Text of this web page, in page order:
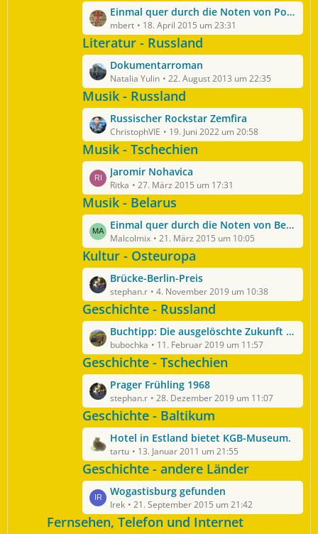
r
ä
g
e
t
e
B
e
i
t
r
ä
g
e
L
e
t
z
t
e
B
e
i
t
r
ä
g
e
Einmal quer durch die Noten von Polen
mbert 18. April 2015 um 23:31
Literatur - Russland
L
e
t
z
t
e
B
e
i
t
r
ä
g
e
Dokumentarroman
Natalia Yulin 22. August 2013 um 22:35
Musik - Russland
L
e
t
z
t
e
B
e
i
t
r
ä
g
e
Russischer Rockstar Zemfira
ChristophVIE 19. Juni 2022 um 20:58
Musik - Tschechien
L
e
t
z
t
e
B
e
i
t
r
ä
g
e
Jaromir Nohavica
Ritka 27. März 2015 um 17:31
Musik - Belarus
L
e
t
z
t
e
B
e
i
t
r
ä
g
e
Einmal quer durch die Noten von Belarus
Malcolmix 21. März 2015 um 10:05
Kultur - Osteuropa
L
e
t
z
t
e
B
e
i
t
r
g
e
Brücke-Berlin-Preis
stephan.r 4. November 2019 um 10:38
Geschichte - Russland
L
e
t
z
t
e
B
e
i
t
r
ä
g
e
Buchtipp: Die ausgelöschte Zukunft - Wie Russland die Hoffnung abhanden kam
bubochka 11. Februar 2019 um 11:57
Geschichte - Tschechien
L
e
t
z
t
e
B
e
i
t
r
Prager Frühling 1968
stephan.r 28. Dezember 2019 um 11:07
Geschichte - Baltikum
L
e
t
z
t
e
B
Hotel in Estland bietet KGB-Museum.
tartu 13. Januar 2011 um 21:55
Geschichte - andere Länder
L
e
t
Wogastisburg gefunden
Irek 21. September 2015 um 21:42
Fernsehen, Telefon und Internet